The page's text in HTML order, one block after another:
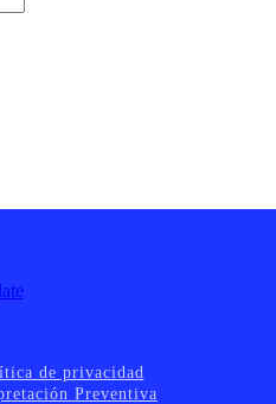
de privacidad
Preventiva